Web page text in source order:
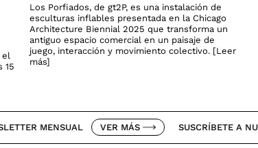
el
15
Los Porfiados, de gt2P, es una instalación de
esculturas inflables presentada en la Chicago
Architecture Biennial 2025 que transforma un
antiguo espacio comercial en un paisaje de
juego, interacción y movimiento colectivo. [Leer
más]
VER MÁS SUSCRÍBETE A NUESTRO